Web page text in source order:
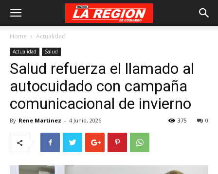
Home Actualidad
Actualidad Salud
Salud refuerza el llamado al
autocuidado con campaña
comunicacional de invierno
By Rene Martinez - 4 Junio, 2026 0
375